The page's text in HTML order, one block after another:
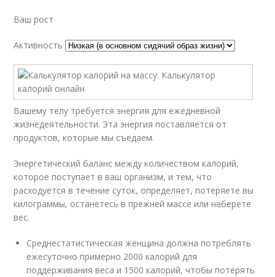
Ваш рост
Активность
Вашему телу требуется энергия для ежедневной
жизнедеятельности. Эта энергия поставляется от
продуктов, которые мы съедаем.
Энергетический баланс между количеством калорий,
которое поступает в ваш организм, и тем, что
расходуется в течение суток, определяет, потеряете вы
килограммы, останетесь в прежней массе или наберете
вес.
Среднестатистическая женщина должна потреблять
ежесуточно примерно 2000 калорий для
поддерживания веса и 1500 калорий, чтобы потерять